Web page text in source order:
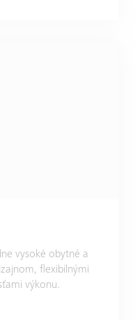
vysoké obytné a
flexibilnými
výkonu.